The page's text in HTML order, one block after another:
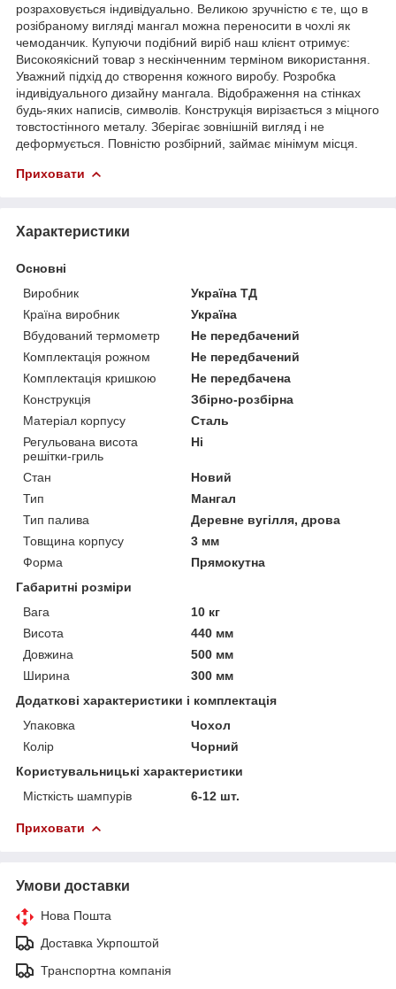
розраховується індивідуально. Великою зручністю є те, що в
розібраному вигляді мангал можна переносити в чохлі як
чемоданчик. Купуючи подібний виріб наш клієнт отримує:
Високоякісний товар з нескінченним терміном використання.
Уважний підхід до створення кожного виробу. Розробка
індивідуального дизайну мангала. Відображення на стінках
будь-яких написів, символів. Конструкція вирізається з міцного
товстостінного металу. Зберігає зовнішній вигляд і не
деформується. Повністю розбірний, займає мінімум місця.
Приховати
Характеристики
Основні
Виробник
Україна ТД
Країна виробник
Україна
Вбудований термометр
Не передбачений
Комплектація рожном
Не передбачений
Комплектація кришкою
Не передбачена
Конструкція
Збірно-розбірна
Матеріал корпусу
Сталь
Регульована висота
решітки-гриль
Ні
Стан
Новий
Тип
Мангал
Тип палива
Деревне вугілля, дрова
Товщина корпусу
3 мм
Форма
Прямокутна
Габаритні розміри
Вага
10 кг
Висота
440 мм
Довжина
500 мм
Ширина
300 мм
Додаткові характеристики і комплектація
Упаковка
Чохол
Колір
Чорний
Користувальницькі характеристики
Місткість шампурів
6-12 шт.
Приховати
Умови доставки
Нова Пошта
Доставка Укрпоштой
Транспортна компанія